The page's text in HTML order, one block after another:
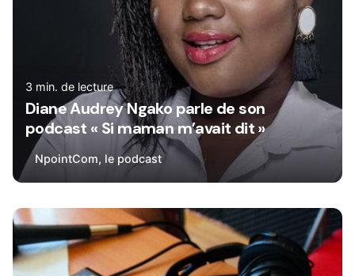
3 min. de lecture
Diane Audrey Ngako parle de son
podcast « Si maman m’avait dit »
NpointCom, le podcast
Rédigé par
René